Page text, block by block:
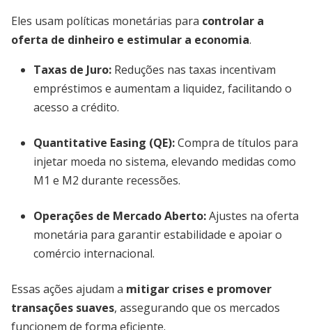
Eles usam políticas monetárias para controlar a
oferta de dinheiro e estimular a economia.
Taxas de Juro: Reduções nas taxas incentivam
empréstimos e aumentam a liquidez, facilitando o
acesso a crédito.
Quantitative Easing (QE):Compra de títulos para
injetar moeda no sistema, elevando medidas como
M1 e M2 durante recessões.
Operações de Mercado Aberto:Ajustes na oferta
monetária para garantir estabilidade e apoiar o
comércio internacional.
Essas ações ajudam a mitigar crises e promover
transações suaves, assegurando que os mercados
funcionem de forma eficiente.